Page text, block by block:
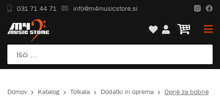
031 71 44 71 info@m4musicstore.si
Domov Katalog Tolkala Dodatki in oprema Opne za bobne